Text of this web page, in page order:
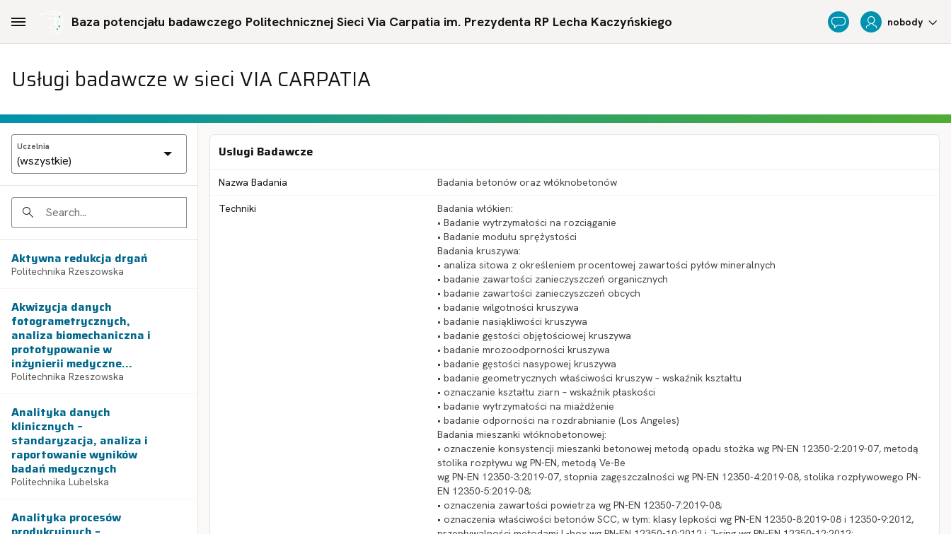
Baza potencjału badawczego Politechnicznej Sieci Via Carpatia im. Prezydenta RP Lecha Kaczyńskiego Feedback nobody
Usługi badawcze w sieci VIA CARPATIA
Uczelnia
Search
Aktywna redukcja drgań
Politechnika Rzeszowska
Akwizycja danych
fotogrametrycznych,
analiza biomechaniczna i
prototypowanie w
inżynierii medyczne...
Politechnika Rzeszowska
Analityka danych
klinicznych –
standaryzacja, analiza i
raportowanie wyników
badań medycznych
Politechnika Lubelska
Analityka procesów
Uslugi Badawcze
Nazwa Badania Badania betonów oraz włóknobetonów
Techniki
Badania włókien:
• Badanie wytrzymałości na rozciąganie
• Badanie modułu sprężystości
Badania kruszywa:
• analiza sitowa z określeniem procentowej zawartości pyłów mineralnych
• badanie zawartości zanieczyszczeń organicznych
• badanie zawartości zanieczyszczeń obcych
• badanie wilgotności kruszywa
• badanie nasiąkliwości kruszywa
• badanie gęstości objętościowej kruszywa
• badanie mrozoodporności kruszywa
• badanie gęstości nasypowej kruszywa
• badanie geometrycznych właściwości kruszyw – wskaźnik kształtu
• oznaczanie kształtu ziarn – wskaźnik płaskości
• badanie wytrzymałości na miażdżenie
• badanie odporności na rozdrabnianie (Los Angeles)
Badania mieszanki włóknobetonowej:
• oznaczenie konsystencji mieszanki betonowej metodą opadu stożka wg PN-EN 12350-2:2019-07, metodą
stolika rozpływu wg PN-EN, metodą Ve-Be
wg PN-EN 12350-3:2019-07, stopnia zagęszczalności wg PN-EN 12350-4:2019-08, stolika rozpływowego PN-
EN 12350-5:2019-08;
• oznaczenia zawartości powietrza wg PN-EN 12350-7:2019-08;
• oznaczenia właściwości betonów SCC, w tym: klasy lepkości wg PN-EN 12350-8:2019-08 i 12350-9:2012,